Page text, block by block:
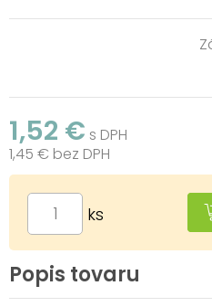
1,52 € s DPH
1,45 € bez DPH
ks
Popis tovaru